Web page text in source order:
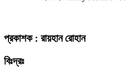
প্রকাশক : রায়হান রোহান
বিঃদ্রঃ